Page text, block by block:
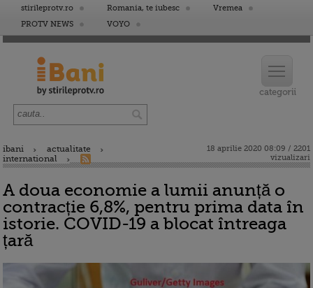
stirileprotv.ro Romania, te iubesc
Vremea
PROTV NEWS
VOYO
ibani
actualitate
international
18 aprilie 2020 08:09 / 2201
vizualizari
A doua economie a lumii anunță o
contracție 6,8%, pentru prima data în
istorie. COVID-19 a blocat întreaga
țară